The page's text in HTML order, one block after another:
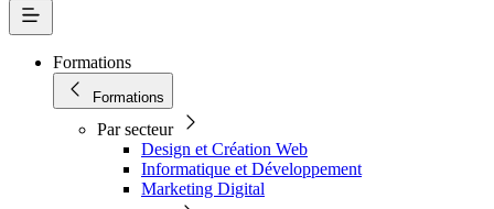
Formations
Formations
Par secteur
Design et Création Web
Informatique et Développement
Marketing Digital